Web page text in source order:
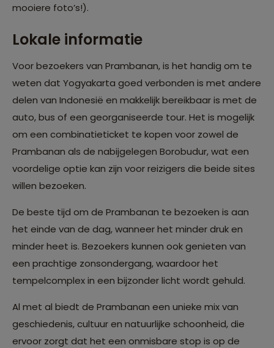
mooiere foto’s!).
Lokale informatie
Voor bezoekers van Prambanan, is het handig om te
weten dat Yogyakarta goed verbonden is met andere
delen van Indonesië en makkelijk bereikbaar is met de
auto, bus of een georganiseerde tour. Het is mogelijk
om een combinatieticket te kopen voor zowel de
Prambanan als de nabijgelegen Borobudur, wat een
voordelige optie kan zijn voor reizigers die beide sites
willen bezoeken.
De beste tijd om de Prambanan te bezoeken is aan
het einde van de dag, wanneer het minder druk en
minder heet is. Bezoekers kunnen ook genieten van
een prachtige zonsondergang, waardoor het
tempelcomplex in een bijzonder licht wordt gehuld.
Al met al biedt de Prambanan een unieke mix van
geschiedenis, cultuur en natuurlijke schoonheid, die
ervoor zorgt dat het een onmisbare stop is op de